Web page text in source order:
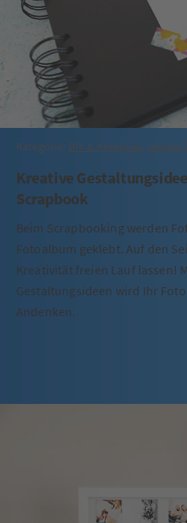
Kategorie: DIY & Kreatives, Design-
Kreative
Scrapbook
Beim Scrapbooking werden
Fotoalbum geklebt. Auf den
Kreativität freien Lauf lassen!
Gestaltungsideen wird Ihr
Andenken.